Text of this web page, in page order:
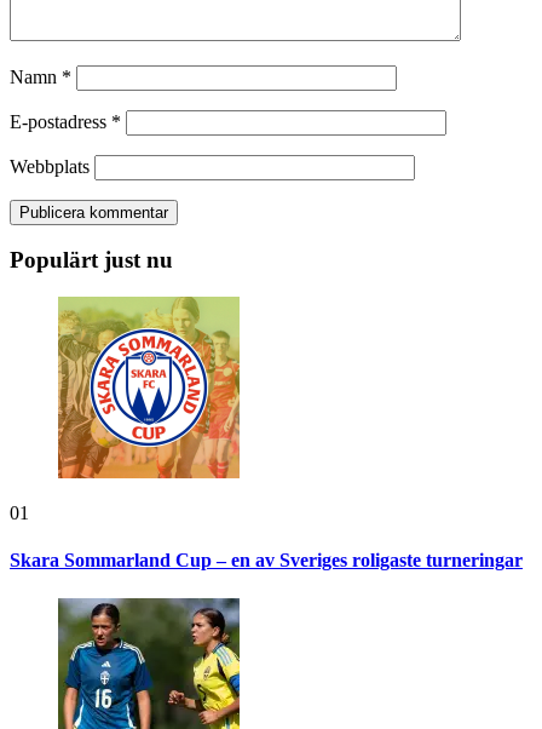
Namn *
E-postadress *
Webbplats
Populärt just nu
01
Skara Sommarland Cup – en av Sveriges roligaste turneringar